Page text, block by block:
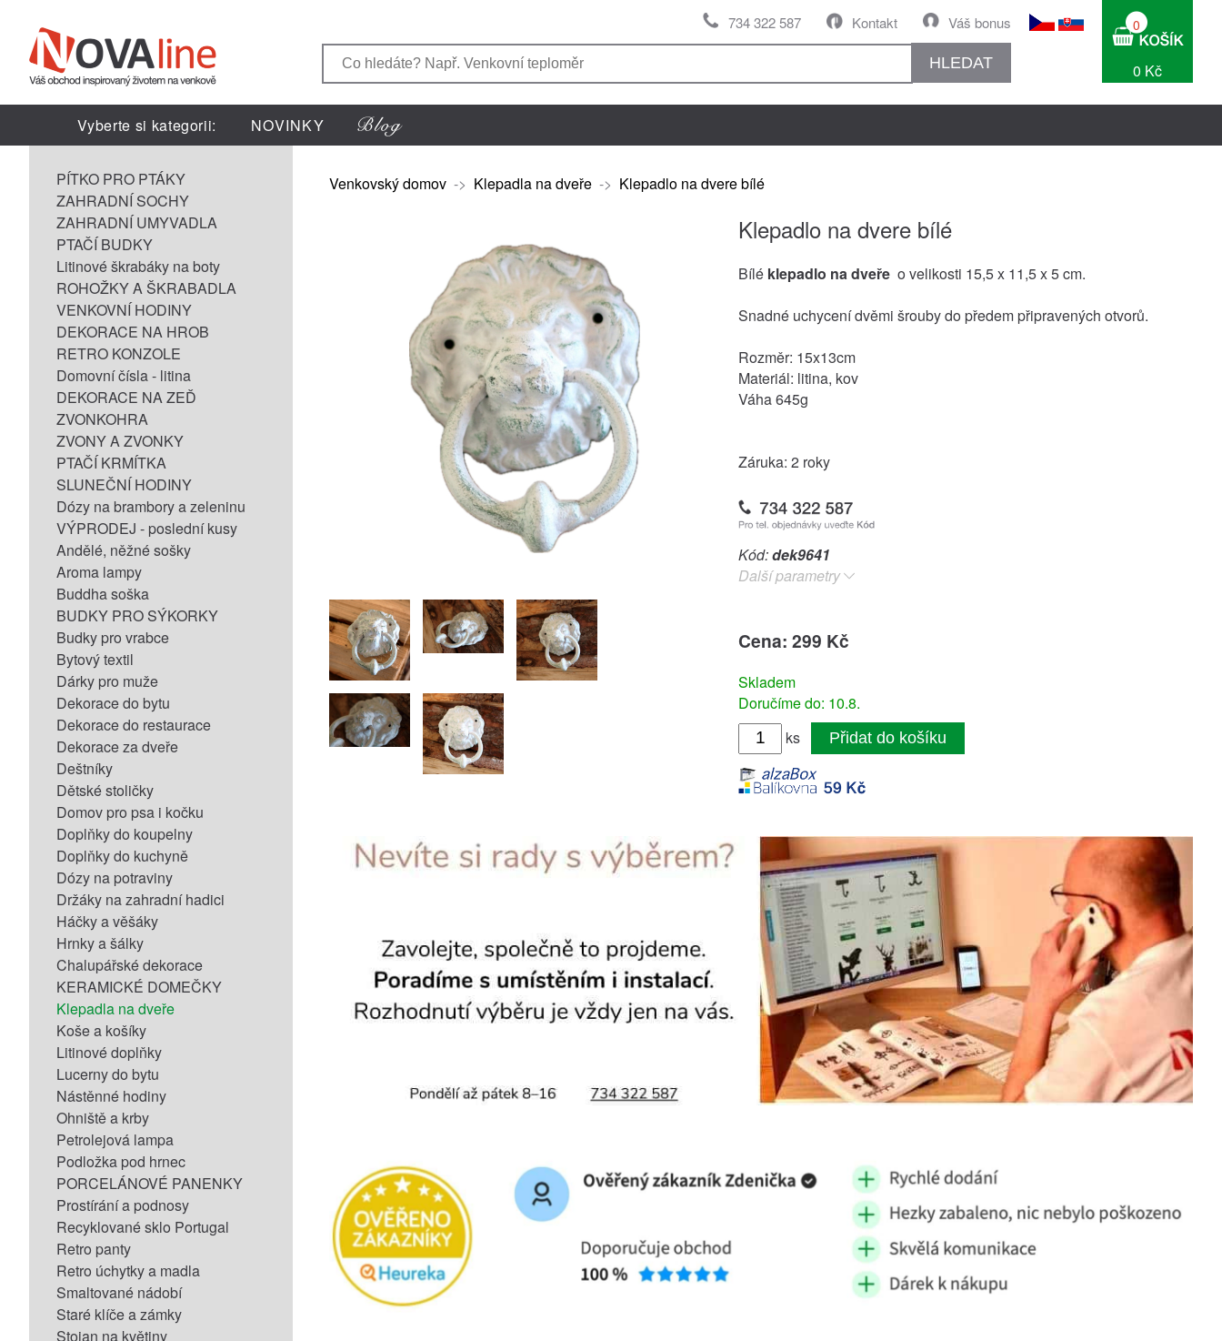
Váš bonus
Kontakt
734 322 587
HLEDAT
0
0 Kč
Vyberte si kategorii: NOVINKY
PÍTKO PRO PTÁKY
ZAHRADNÍ SOCHY
ZAHRADNÍ UMYVADLA
PTAČÍ BUDKY
Litinové škrabáky na boty
ROHOŽKY A ŠKRABADLA
VENKOVNÍ HODINY
DEKORACE NA HROB
RETRO KONZOLE
Domovní čísla - litina
DEKORACE NA ZEĎ
ZVONKOHRA
ZVONY A ZVONKY
PTAČÍ KRMÍTKA
SLUNEČNÍ HODINY
Dózy na brambory a zeleninu
VÝPRODEJ - poslední kusy
Andělé, něžné sošky
Aroma lampy
Buddha soška
BUDKY PRO SÝKORKY
Budky pro vrabce
Bytový textil
Dárky pro muže
Dekorace do bytu
Dekorace do restaurace
Dekorace za dveře
Deštníky
Dětské stoličky
Domov pro psa i kočku
Doplňky do koupelny
Doplňky do kuchyně
Dózy na potraviny
Držáky na zahradní hadici
Háčky a věšáky
Hrnky a šálky
Chalupářské dekorace
KERAMICKÉ DOMEČKY
Klepadla na dveře
Koše a košíky
Litinové doplňky
Lucerny do bytu
Nástěnné hodiny
Ohniště a krby
Petrolejová lampa
Podložka pod hrnec
PORCELÁNOVÉ PANENKY
Prostírání a podnosy
Recyklované sklo Portugal
Retro panty
Retro úchytky a madla
Smaltované nádobí
Staré klíče a zámky
Stojan na květiny
Venkovský domov -> Klepadla na dveře -> Klepadlo na dvere bílé
Klepadlo na dvere bílé
Bílé klepadlo na dveře o velikosti 15,5 x 11,5 x 5 cm.
Snadné uchycení dvěmi šrouby do předem připravených otvorů.
Rozměr: 15x13cm
Materiál: litina, kov
Váha 645g
Záruka: 2 roky
Kód:dek9641
Další parametry
Cena: 299 Kč
Skladem
Doručíme do: 10.8.
ks
Přidat do košíku